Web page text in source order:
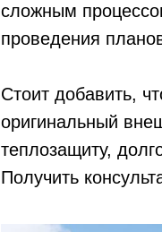
сложным
проведения
Стоит добавить,
оригинальный
теплозащиту,
Получить